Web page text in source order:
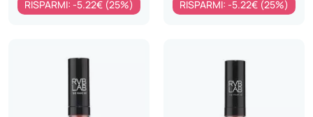
RISPARMI: -5.22€ (25%) RISPARMI: -5.22€ (25%)